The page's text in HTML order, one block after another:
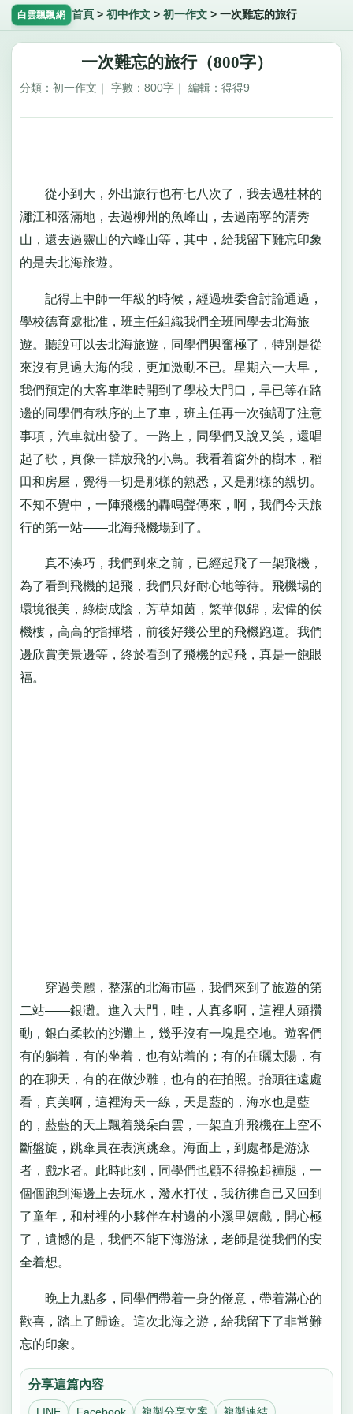
白雲飄飄網 首頁 > 初中作文> 初一作文> 一次難忘的旅行
一次難忘的旅行（800字）
分類：初一作文｜ 字數：800字｜ 編輯：得得9
從小到大，外出旅行也有七八次了，我去過桂林的
灕江和落滿地，去過柳州的魚峰山，去過南寧的清秀
山，還去過靈山的六峰山等，其中，給我留下難忘印象
的是去北海旅遊。
記得上中師一年級的時候，經過班委會討論通過，
學校德育處批准，班主任組織我們全班同學去北海旅
遊。聽說可以去北海旅遊，同學們興奮極了，特別是從
來沒有見過大海的我，更加激動不已。星期六一大早，
我們預定的大客車準時開到了學校大門口，早已等在路
邊的同學們有秩序的上了車，班主任再一次強調了注意
事項，汽車就出發了。一路上，同學們又說又笑，還唱
起了歌，真像一群放飛的小鳥。我看着窗外的樹木，稻
田和房屋，覺得一切是那樣的熟悉，又是那樣的親切。
不知不覺中，一陣飛機的轟鳴聲傳來，啊，我們今天旅
行的第一站——北海飛機場到了。
真不湊巧，我們到來之前，已經起飛了一架飛機，
為了看到飛機的起飛，我們只好耐心地等待。飛機場的
環境很美，綠樹成陰，芳草如茵，繁華似錦，宏偉的侯
機樓，高高的指揮塔，前後好幾公里的飛機跑道。我們
邊欣賞美景邊等，終於看到了飛機的起飛，真是一飽眼
福。
穿過美麗，整潔的北海市區，我們來到了旅遊的第
二站——銀灘。進入大門，哇，人真多啊，這裡人頭攢
動，銀白柔軟的沙灘上，幾乎沒有一塊是空地。遊客們
有的躺着，有的坐着，也有站着的；有的在曬太陽，有
的在聊天，有的在做沙雕，也有的在拍照。抬頭往遠處
看，真美啊，這裡海天一線，天是藍的，海水也是藍
的，藍藍的天上飄着幾朵白雲，一架直升飛機在上空不
斷盤旋，跳傘員在表演跳傘。海面上，到處都是游泳
者，戲水者。此時此刻，同學們也顧不得挽起褲腿，一
個個跑到海邊上去玩水，潑水打仗，我彷彿自己又回到
了童年，和村裡的小夥伴在村邊的小溪里嬉戲，開心極
了，遺憾的是，我們不能下海游泳，老師是從我們的安
全着想。
晚上九點多，同學們帶着一身的倦意，帶着滿心的
歡喜，踏上了歸途。這次北海之游，給我留下了非常難
忘的印象。
分享這篇內容
LINE Facebook 複製分享文案 複製連結